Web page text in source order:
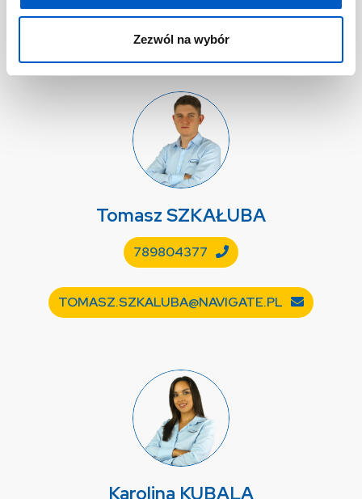
Zezwól na wybór
Tomasz SZKAŁUBA
789804377
TOMASZ.SZKALUBA@NAVIGATE.PL
Karolina KUBALA